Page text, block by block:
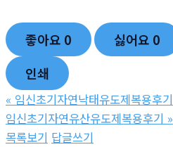
좋아요 0 싫어요 0
인쇄
« 임신초기자연낙태유도제복용후기
임신초기자연유산유도제복용후기 »
목록보기 답글쓰기